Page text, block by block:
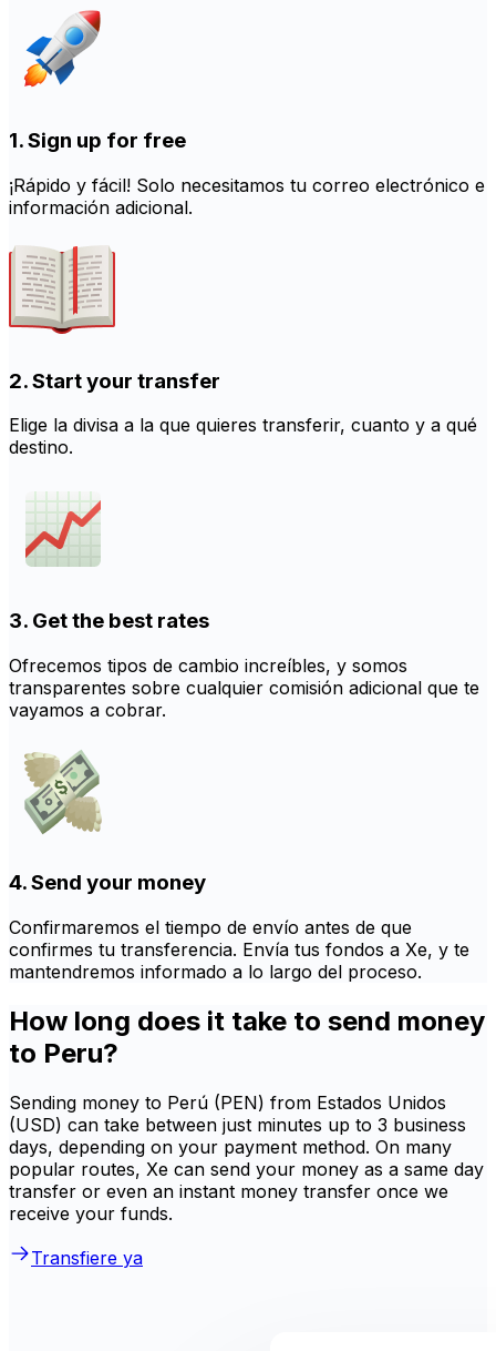
1. Sign up for free
¡Rápido y fácil! Solo necesitamos tu correo electrónico e
información adicional.
2. Start your transfer
Elige la divisa a la que quieres transferir, cuanto y a qué
destino.
3. Get the best rates
Ofrecemos tipos de cambio increíbles, y somos
transparentes sobre cualquier comisión adicional que te
vayamos a cobrar.
4. Send your money
Confirmaremos el tiempo de envío antes de que
confirmes tu transferencia. Envía tus fondos a Xe, y te
mantendremos informado a lo largo del proceso.
How long does it take to send money
to Peru?
Sending money to Perú (PEN) from Estados Unidos
(USD) can take between just minutes up to 3 business
days, depending on your payment method. On many
popular routes, Xe can send your money as a same day
transfer or even an instant money transfer once we
receive your funds.
Transfiere ya